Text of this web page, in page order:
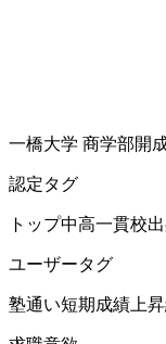
一橋大学 商学部開
認定タグ
トップ中高一貫校
ユーザータグ
塾通い短期成績上